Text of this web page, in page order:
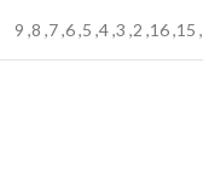
,
15
,
16
,
2
,
3
,
4
,
5
,
6
,
7
,
8
,
9